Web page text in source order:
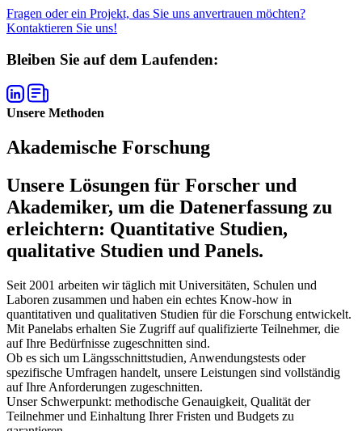
Fragen oder ein Projekt, das Sie uns anvertrauen möchten?
Kontaktieren Sie uns!
Bleiben Sie auf dem Laufenden:
Unsere Methoden
Akademische Forschung
Unsere Lösungen für Forscher und
Akademiker, um die Datenerfassung zu
erleichtern: Quantitative Studien,
qualitative Studien und Panels.
Seit 2001 arbeiten wir täglich mit Universitäten, Schulen und
Laboren zusammen und haben ein echtes Know-how in
quantitativen und qualitativen Studien für die Forschung entwickelt.
Mit Panelabs erhalten Sie Zugriff auf qualifizierte Teilnehmer, die
auf Ihre Bedürfnisse zugeschnitten sind.
Ob es sich um Längsschnittstudien, Anwendungstests oder
spezifische Umfragen handelt, unsere Leistungen sind vollständig
auf Ihre Anforderungen zugeschnitten.
Unser Schwerpunkt: methodische Genauigkeit, Qualität der
Teilnehmer und Einhaltung Ihrer Fristen und Budgets zu